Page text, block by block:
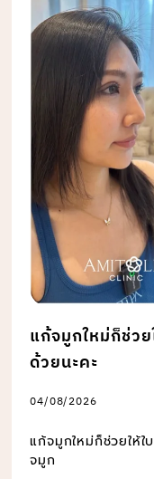
แก้จมูกใหม่ก็ช่ว
ด้วยนะคะ
04/08/2026
แก้จมูกใหม่ก็ช่วยให้ใ
จมูก